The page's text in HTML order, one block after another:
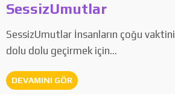
SessizUmutlar
SessizUmutlar İnsanların çoğu vaktini
dolu dolu geçirmek için…
DEVAMINI GÖR